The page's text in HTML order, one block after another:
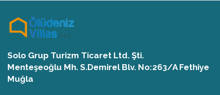
Solo Grup Turizm Ticaret Ltd. Şti.
Menteşeoğlu Mh. S.Demirel Blv. No:263/A Fethiye
Muğla